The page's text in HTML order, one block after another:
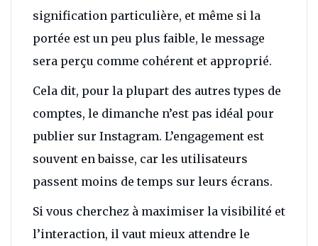
signification particulière, et même si la
portée est un peu plus faible, le message
sera perçu comme cohérent et approprié.
Cela dit, pour la plupart des autres types de
comptes, le dimanche n’est pas idéal pour
publier sur Instagram. L’engagement est
souvent en baisse, car les utilisateurs
passent moins de temps sur leurs écrans.
Si vous cherchez à maximiser la visibilité et
l’interaction, il vaut mieux attendre le